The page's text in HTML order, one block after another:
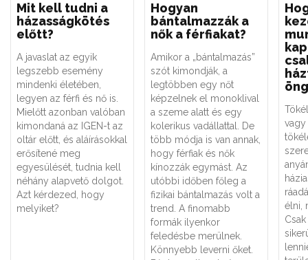
Mit kell tudni a
házasságkötés
előtt?
A javaslat az egyik
legszebb esemény
mindenki életében,
legyen az férfi és nő is.
Mielőtt azonban valóban
kimondaná az IGEN-t az
oltár előtt, és aláírásokkal
erősítené meg
egyesülését, tudnia kell
néhány alapvető dolgot.
Azt kérdezed, hogy
melyiket?
Hogyan
bántalmazzák a
nők a férfiakat?
Amikor a „bántalmazás”
szót kimondják, a
legtöbben egy nőt
képzelnek el monoklival
a szeme alatt és egy
kolerikus vadállattal. De
több módja is van annak,
hogy férfiak és nők
kínozzák egymást. Az
utóbbi időben főleg a
fizikai bántalmazás volt a
trend. A finomabb
formák ilyenkor
feledésbe merülnek.
Könnyebb leverni őket.
vagy
élni,